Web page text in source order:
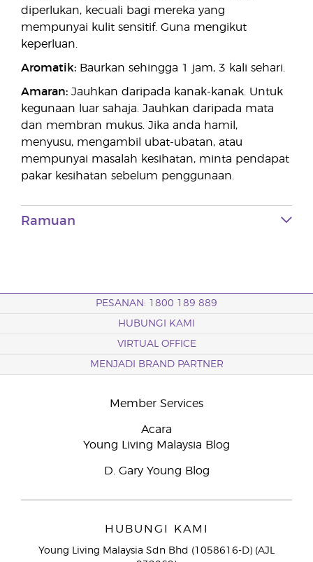
diperlukan, kecuali bagi mereka yang
mempunyai kulit sensitif. Guna mengikut
keperluan.
Aromatik: Baurkan sehingga 1 jam, 3 kali sehari.
Amaran: Jauhkan daripada kanak-kanak. Untuk
kegunaan luar sahaja. Jauhkan daripada mata
dan membran mukus. Jika anda hamil,
menyusu, mengambil ubat-ubatan, atau
mempunyai masalah kesihatan, minta pendapat
pakar kesihatan sebelum penggunaan.
Ramuan
PESANAN: 1800 189 889
HUBUNGI KAMI
VIRTUAL OFFICE
MENJADI BRAND PARTNER
Member Services
Acara
Young Living Malaysia Blog
D. Gary Young Blog
HUBUNGI KAMI
Young Living Malaysia Sdn Bhd (1058616-D) (AJL